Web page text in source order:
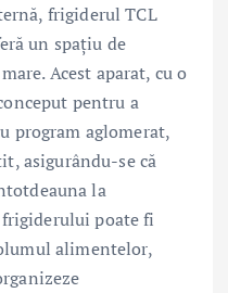
frigiderul TCL
un spațiu de
Acest aparat, cu o
pentru a
program aglomerat,
asigurându-se că
la
poate fi
alimentelor,